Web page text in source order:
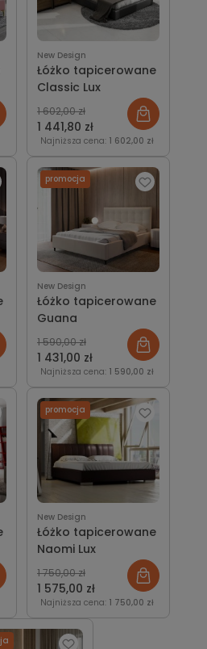
New Design
Łóżko tapicerowane
Classic Lux
1 441,80 zł
1 602,00 zł
Najniższa cena: 1 602,00 zł
New Design
Łóżko tapicerowane
Guana
1 431,00 zł
1 590,00 zł
Najniższa cena: 1 590,00 zł
promocja
New Design
Łóżko tapicerowane
Naomi Lux
1 575,00 zł
1 750,00 zł
Najniższa cena: 1 750,00 zł
promocja